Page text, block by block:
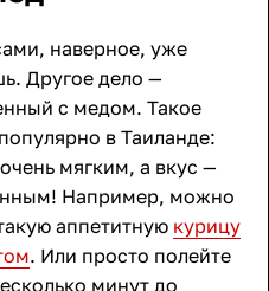
наверное, уже
Другое дело —
с медом. Такое
в Таиланде:
мягким, а вкус —
Например, можно
аппетитную курицу
. Или просто полейте
минут до